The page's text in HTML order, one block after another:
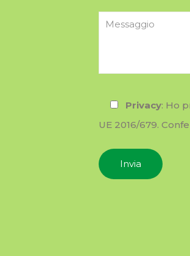
Privacy: Ho
UE 2016/679.